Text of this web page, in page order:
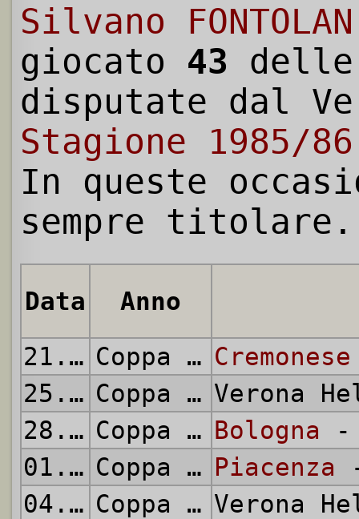
Silvano
giocato 43
disputate dal
Stagione 1985/86
In queste
sempre titolare.
Data
Anno
21.08.1985
Coppa Italia Cremonese
25.08.1985
Coppa Italia Verona
28.08.1985
Coppa Italia Bologna -
01.09.1985
Coppa Italia Piacenza
04.09.1985
Coppa Italia Verona